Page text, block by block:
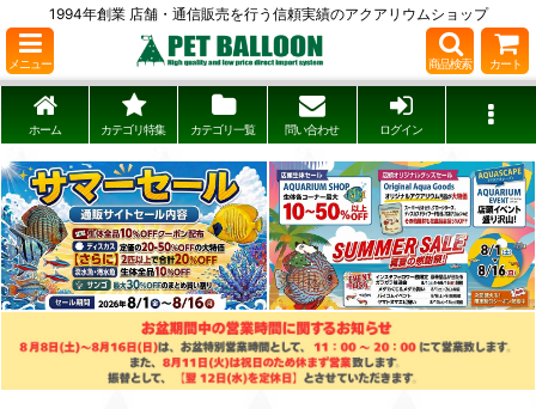
1994年創業 店舗・通信販売を行う信頼実績のアクアリウムショップ
メニュー 商品検索 カート
ホーム カテゴリ特集 カテゴリ一覧 問い合わせ ログイン